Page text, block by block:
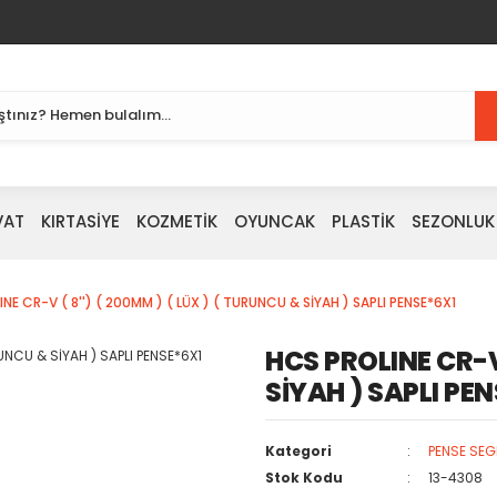
KIRTASİYE KOZMETİK OYUNCAK PLASTİK SEZONLUK
CR-V ( 8'') ( 200MM ) ( LÜX ) ( TURUNCU & SİYAH ) SAPLI PENSE*6X1
HCS PROLINE
SİYAH ) SAPLI
Kategori
PENSE
Stok Kodu
13-4308